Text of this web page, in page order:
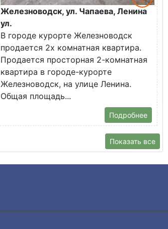
Железноводск, ул. Чапаева, Ленина
ул.
В городе курорте Железноводск
продается 2х комнатная квартира.
Продается просторная 2-комнатная
квартира в городе-курорте
Железноводск, на улице Ленина.
Общая площадь...
Подробнее
Показать все